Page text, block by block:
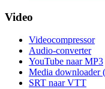
Video
Videocompressor
Audio-converter
YouTube naar MP3
Media downloader
SRT naar VTT